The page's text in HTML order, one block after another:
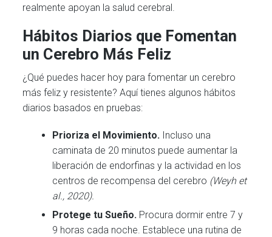
realmente apoyan la salud cerebral.
Hábitos Diarios que Fomentan
un Cerebro Más Feliz
¿Qué puedes hacer hoy para fomentar un cerebro
más feliz y resistente? Aquí tienes algunos hábitos
diarios basados en pruebas:
Prioriza el Movimiento. Incluso una
caminata de 20 minutos puede aumentar la
liberación de endorfinas y la actividad en los
centros de recompensa del cerebro (Weyh et
al., 2020).
Protege tu Sueño. Procura dormir entre 7 y
9 horas cada noche. Establece una rutina de